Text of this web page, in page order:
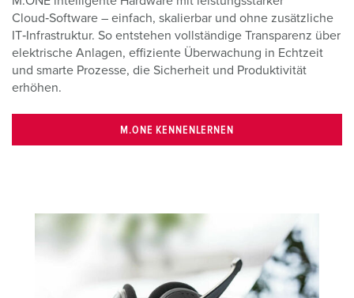
Cloud‑Software – einfach, skalierbar und ohne zusätzliche
IT‑Infrastruktur. So entstehen vollständige Transparenz über
elektrische Anlagen, effiziente Überwachung in Echtzeit
und smarte Prozesse, die Sicherheit und Produktivität
erhöhen.
M.ONE KENNENLERNEN